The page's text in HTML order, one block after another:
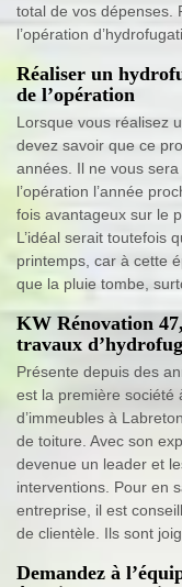
total de vos dépenses.
l’opération
Réaliser un
de l’opération
Lorsque vous réalisez
devez savoir que ce
années. Il ne vous
l’opération l’année
fois avantageux sur le
L’idéal serait toutefois
printemps, car à cette
que la pluie tombe,
KW Rénovation
travaux
Présente depuis des
est la première société
d’immeubles à
de toiture. Avec son
devenue un leader et
interventions. Pour en
entreprise, il est
de clientèle. Ils sont
Demandez à